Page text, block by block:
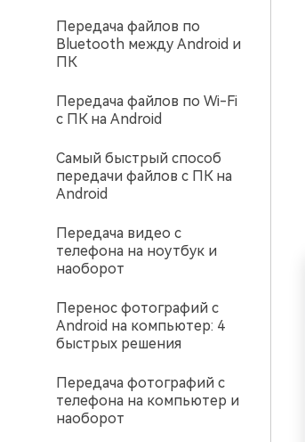
Передача файлов по
Bluetooth между Android и
ПК
Передача файлов по Wi-Fi
с ПК на Android
Самый быстрый способ
передачи файлов с ПК на
Android
Передача видео с
телефона на ноутбук и
наоборот
Перенос фотографий с
Android на компьютер: 4
быстрых решения
Передача фотографий с
телефона на компьютер и
наоборот